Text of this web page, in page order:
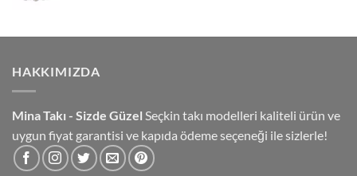
HAKKIMIZDA
Mina Takı - Sizde Güzel Seçkin takı modelleri kaliteli ürün ve
uygun fiyat garantisi ve kapıda ödeme seçeneği ile sizlerle!